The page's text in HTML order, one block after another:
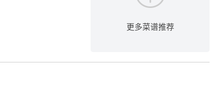
更多菜谱推荐